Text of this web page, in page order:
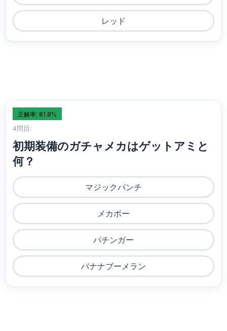
レッド
正解率: 81.8%
4問目:
初期装備のガチャメカはゲットアミと
何？
マジックパンチ
メカボー
パチンガー
バナナブーメラン